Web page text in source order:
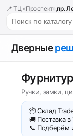
📍 ТЦ «Проспект»,пр.
Дверные
Ручки, замки,
📦Склад
🚚 Поставка
📞 Подберём